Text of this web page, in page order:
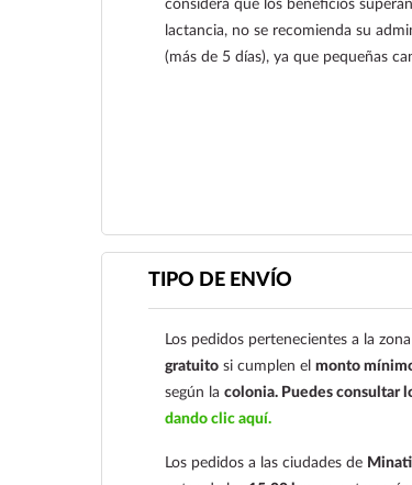
considera que los beneficios
lactancia, no se recomienda su
(más de 5 días), ya que pequeñas
TIPO DE ENVÍO
Los pedidos pertenecientes a la
gratuito si cumplen elmonto
según lacolonia. Puedes consultar
dando clic aquí.
Los pedidos a las ciudades de